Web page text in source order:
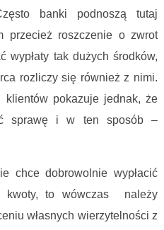
banki podnoszą tutaj
przecież roszczenie o zwrot
wypłaty tak dużych środków,
rozliczy się również z nimi.
klientów pokazuje jednak, że
sprawę i w ten sposób –
chce dobrowolnie wypłacić
kwoty, to wówczas należy
własnych wierzytelności z